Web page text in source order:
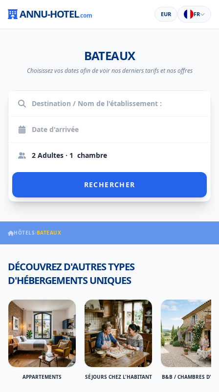
ANNU-HOTEL.com EUR FR
BATEAUX
Choisissez vos dates afin de voir nos derniers tarifs et nos offres
2 Adultes · 1 chambre
RECHERCHER
HÔTELS/BATEAUX
DÉCOUVREZ D'AUTRES TYPES
D'HÉBERGEMENTS UNIQUES
APPARTEMENTS SÉJOURS CHEZ L'HABITANT B&B / CHAMBRES